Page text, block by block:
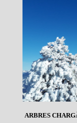
ARBRES